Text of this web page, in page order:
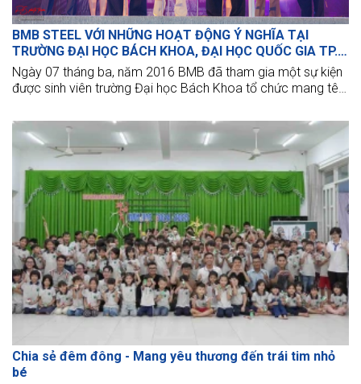
BMB STEEL VỚI NHỮNG HOẠT ĐỘNG Ý NGHĨA TẠI
TRƯỜNG ĐẠI HỌC BÁCH KHOA, ĐẠI HỌC QUỐC GIA TP.
HCM
Ngày 07 tháng ba, năm 2016 BMB đã tham gia một sự kiện
được sinh viên trường Đại học Bách Khoa tổ chức mang tên
cao kỹ năng phỏng vấn trong tương lai.
Chia sẻ đêm đông - Mang yêu thương đến trái tim nhỏ
bé